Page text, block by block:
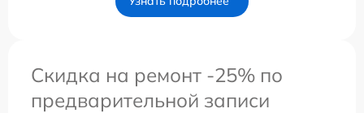
Скидка на ремонт -25% по
предварительной записи